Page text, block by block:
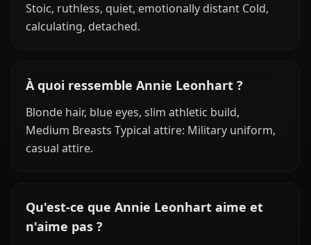
Stoic, ruthless, quiet, emotionally distant Cold,
calculating, detached.
À quoi ressemble Annie Leonhart ?
Blonde hair, blue eyes, slim athletic build,
Medium Breasts Typical attire: Military uniform,
casual attire.
Qu'est-ce que Annie Leonhart aime et
n'aime pas ?